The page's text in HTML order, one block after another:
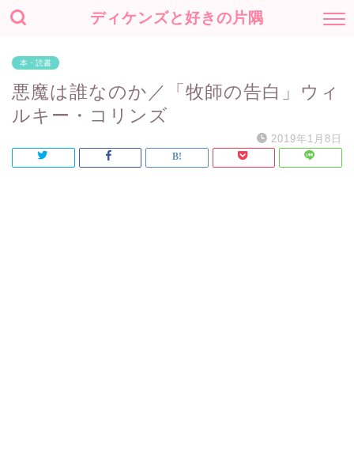
ディケンズと好きの片隅
本・読書
悪魔は誰なのか／「牧師の告白」ウィ
ルキー・コリンズ
2019年1月8日